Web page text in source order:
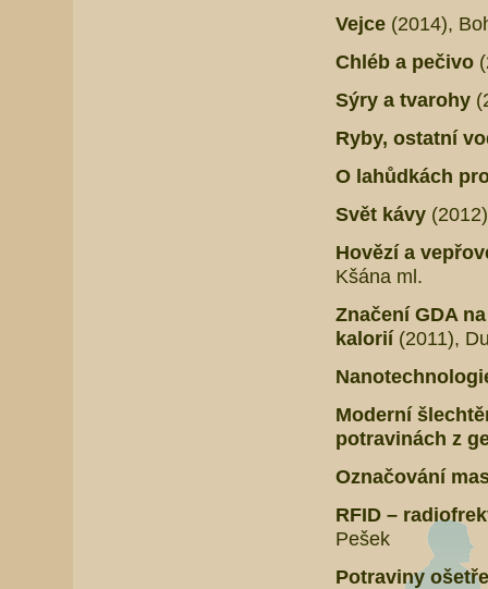
Vejce (2014),
Chléb a pečivo
Sýry a tvarohy
Ryby, ostatní
O lahůdkách
Svět kávy
Hovězí a
Kšána ml.
Značení GDA
kalorií(2011),
Moderní
potravinách z
Označování
RFID –
Pešek
Potraviny